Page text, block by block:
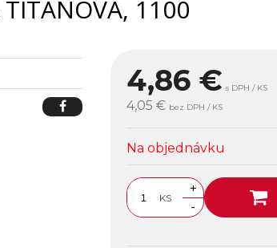
1100
4,86 € s DPH / KS
4,05 € bez DPH / KS
Na objednávku
KS
+
-